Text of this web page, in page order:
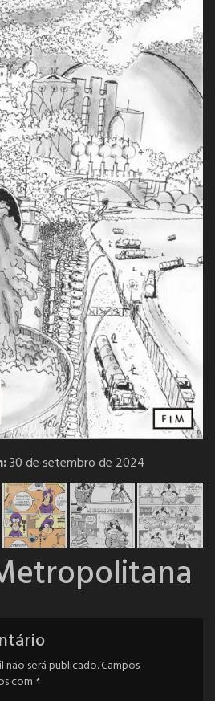
30 de setembro de 2024
não será publicado.Campos
com *